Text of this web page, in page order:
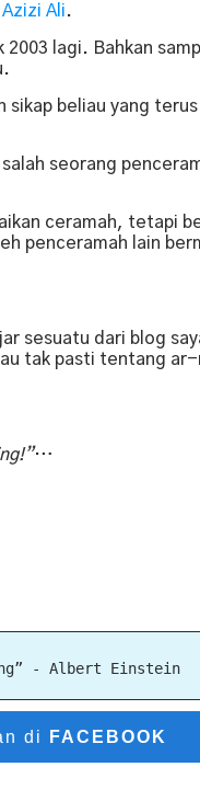
Ali.
2003 lagi. Bahkan
sikap beliau yang
seorang
ceramah, tetapi
penceramah lain
sesuatu dari blog
tak pasti tentang ar-
…
- Albert Einstein
di FACEBOOK